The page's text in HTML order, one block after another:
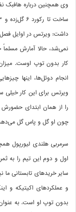
وی همچنین درباره هافبک
داشت: ویرتس در اوایل
نمی‌شد، حالا آمارش مسلماً
کار بدون توپ اوست.
انجام دوئل‌ها، اینها
ویرتس برای این کار
را از همان ابتدای حضورش
چون او گل و پاس گل
سرمربی هلندی لیورپول
اول و دوم این تیم را به
سایر خریدهای تابستانی ما
و عملکردهای اکیتیکه و